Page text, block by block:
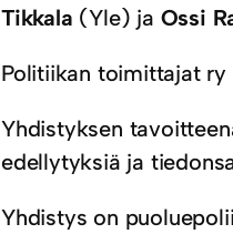
Tikkala (Yle) ja Ossi
Politiikan toimittajat
Yhdistyksen
edellytyksiä ja
Yhdistys on